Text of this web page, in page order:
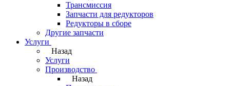
Трансмиссия
Запчасти для редукторов
Редукторы в сборе
Другие запчасти
Услуги
Назад
Услуги
Производство
Назад